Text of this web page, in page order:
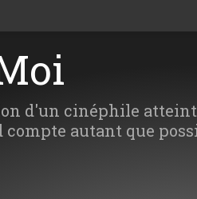
d'un cinéphile
autant que